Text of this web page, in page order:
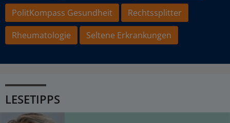
PolitKompass Gesundheit
Rechtssplitter
Rheumatologie
Seltene Erkrankungen
LESETIPPS